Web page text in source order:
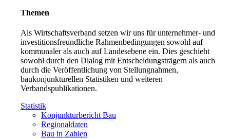
Themen
Als Wirtschaftsverband setzen wir uns für unternehmer- und
investitionsfreundliche Rahmenbedingungen sowohl auf
kommunaler als auch auf Landesebene ein. Dies geschieht
sowohl durch den Dialog mit Entscheidungsträgern als auch
durch die Veröffentlichung von Stellungnahmen,
baukonjunkturellen Statistiken und weiteren
Verbandspublikationen.
Statistik
Konjunkturbericht Bau
Regionaldaten
Bau in Zahlen